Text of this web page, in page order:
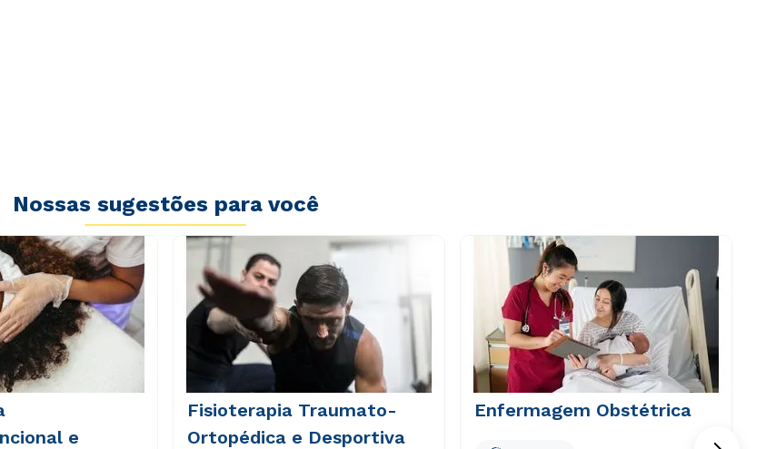
Nossas sugestões para você
e
Fisioterapia Traumato-
Ortopédica e Desportiva
Enfermagem Obstétrica